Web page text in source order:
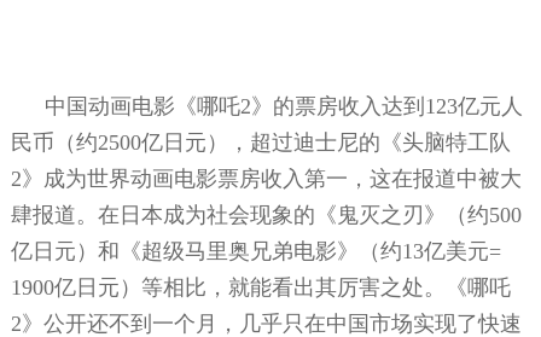
中国动画电影《哪吒2》的票房收入达到 123亿元人
民币（约2500亿日元），超过迪士尼的《头脑特工队
2》成为世界动画电影票房收入第一，这在报道中被大
肆报道。在日本成为社会现象的《鬼灭之刃》（约500
亿日元）和《超级马里奥兄弟电影》（约13亿美元=
1900亿日元）等相比，就能看出其厉害之处。《哪吒
2》公开还不到一个月，几乎只在中国市场实现了快速